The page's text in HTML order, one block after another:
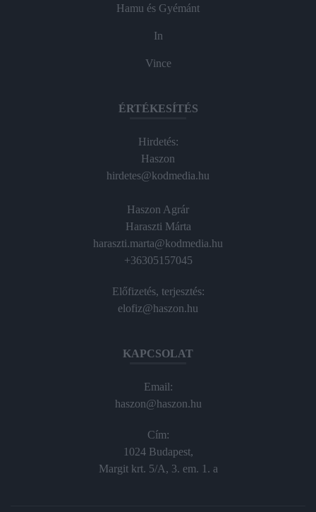
Hamu és Gyémánt
In
Vince
ÉRTÉKESÍTÉS
Hirdetés:
Haszon
hirdetes@kodmedia.hu
Haszon Agrár
Haraszti Márta
haraszti.marta@kodmedia.hu
+36305157045
Előfizetés, terjesztés:
elofiz@haszon.hu
KAPCSOLAT
Email:
haszon@haszon.hu
Cím:
1024 Budapest,
Margit krt. 5/A, 3. em. 1. a